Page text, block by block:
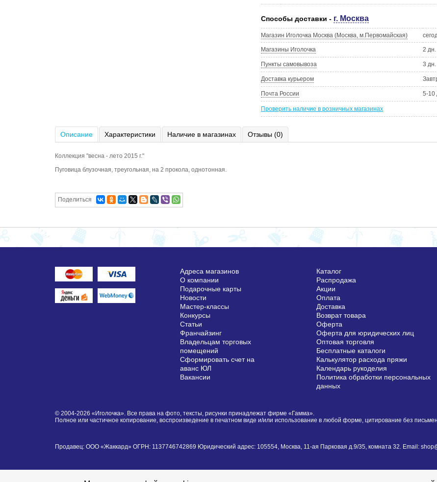
Способы доставки - г. Москва
Магазин Иголочка Москва (Москва, м.Первомайская)
Магазины Иголочка 2 дн.
Пункты самовывоза 3 дн.
Доставка курьером
Почта России 5-10
Проверить наличие в розничных магазинах
Описание Характеристики Наличие в магазинах Отзывы (0)
Коллекция "весна - лето 2015 г."
Пуговица блузочная, треугольная, на 2 прокола, однотонная.
Поделиться
Адреса магазинов
О компании
Подарочные карты
Новости
Мастер-классы
Конкурсы
Статьи
Франчайзинг
Владельцам торговых
помещений
Сформировать счет на
аванс ЮЛ
Вакансии
Каталог
Распродажа
Акции
Оплата
Доставка
Возврат товара
Оферта
Оферта для юридических лиц
Оптовая торговля
Бесплатные каталоги
Калькулятор расхода пряжи
Календарь рукоделия
Политика обработки персональных
данных
© 2004-2026 «Иголочка». Все права на фото, тексты, рисунки принадлежат фирме «Гамма».
Полное или частичное копирование, воспроизведение в печатном виде и/или использование в любой форме, цитирование без
Продавец: ООО «Жаккард» ОГРН: 1137746742869 Юридический адрес: 105554, Москва, 11-ая Парковая д.9/35, комната 32. Email: